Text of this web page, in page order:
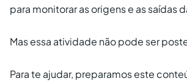
para monitorar as origens e as saídas
Mas essa atividade não pode ser
Para te ajudar, preparamos este